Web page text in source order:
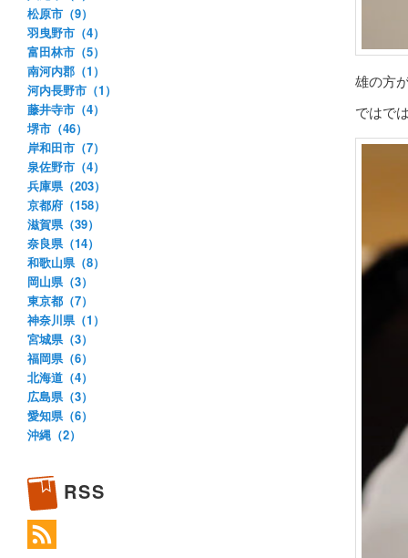
雄の方
ではで
松原市（9）
羽曳野市（4）
富田林市（5）
南河内郡（1）
河内長野市（1）
藤井寺市（4）
堺市（46）
岸和田市（7）
泉佐野市（4）
兵庫県（203）
京都府（158）
滋賀県（39）
奈良県（14）
和歌山県（8）
岡山県（3）
東京都（7）
神奈川県（1）
宮城県（3）
福岡県（6）
北海道（4）
広島県（3）
愛知県（6）
沖縄（2）
RSS